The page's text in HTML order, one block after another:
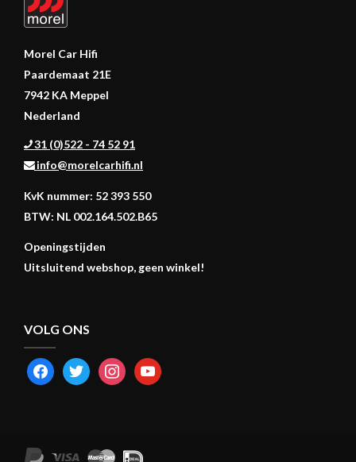
Morel Car Hifi
Paardemaat 21E
7942 KA Meppel
Nederland
31 (0)522 - 74 52 91
info@morelcarhifi.nl
KvK nummer: 52 393 550
BTW: NL 002.164.502.B65
Openingstijden
Uitsluitend webshop, geen winkel!
VOLG ONS
FACEBOOKTWITTERINSTAGRAM
YOUTUBE